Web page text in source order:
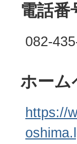
電話番
082-
ホーム
https://